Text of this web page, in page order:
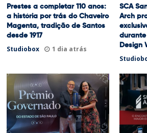
Prestes a completar 110 anos:
a história por trás do Chaveiro
Magenta, tradição de Santos
desde 1917
Studiobox 1 dia atrás
SCA
Arch
durante
Design